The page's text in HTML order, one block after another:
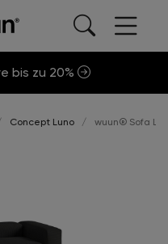
bis zu 20%
Concept Luno wuun® Sofa